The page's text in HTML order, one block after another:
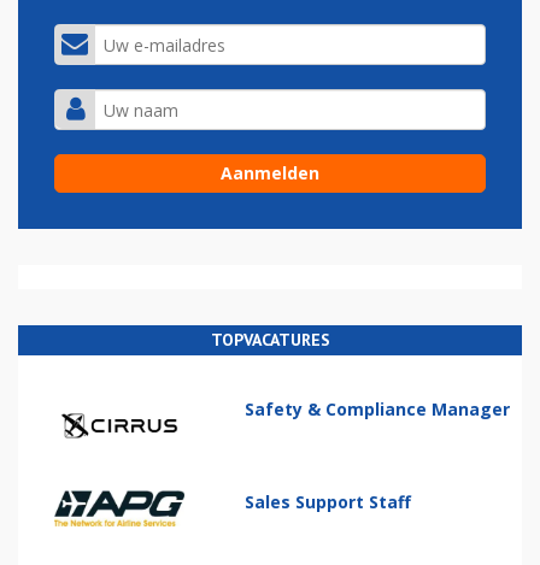
TOPVACATURES
Safety & Compliance Manager
Sales Support Staff